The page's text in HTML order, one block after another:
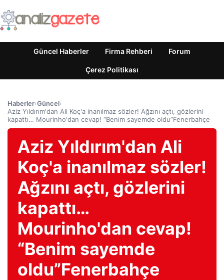
Güncel Haberler Firma Rehberi Forum
Çerez Politikası
Haberler›Güncel›
Aziz Yıldırım'dan Ali Koç'a inanılmaz sözler! Ağzını açtı, gözlerini
kapattı… Mourinho'dan cevap! “Benim sayemde oldu”Fenerbahçe
Aziz Yıldırım'dan Ali
Koç'a inanılmaz sözler!
Ağzını açtı, gözlerini
kapattı…
Mourinho'dan cevap!
“Benim sayemde
oldu”Fenerbahçe